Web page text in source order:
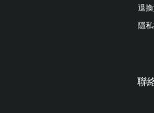
退
隱
聯